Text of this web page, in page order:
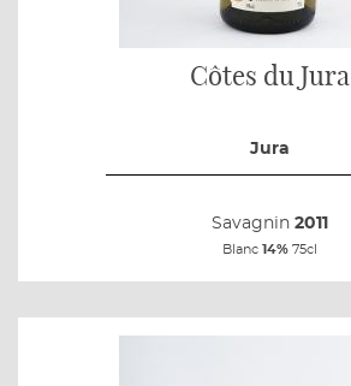
Côtes du Jura
Jura
Savagnin 2011
Blanc 14% 75cl